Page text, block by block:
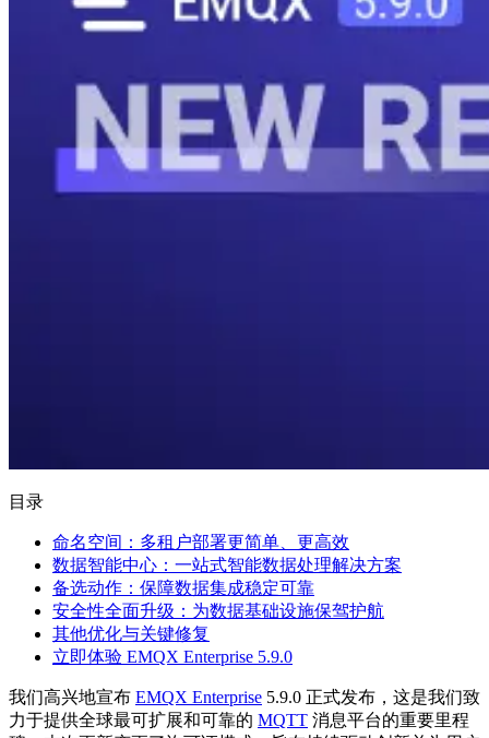
目录
命名空间：多租户部署更简单、更高效
数据智能中心：一站式智能数据处理解决方案
备选动作：保障数据集成稳定可靠
安全性全面升级：为数据基础设施保驾护航
其他优化与关键修复
立即体验 EMQX Enterprise 5.9.0
我们高兴地宣布 EMQX Enterprise 5.9.0 正式发布，这是我们致
力于提供全球最可扩展和可靠的 MQTT 消息平台的重要里程